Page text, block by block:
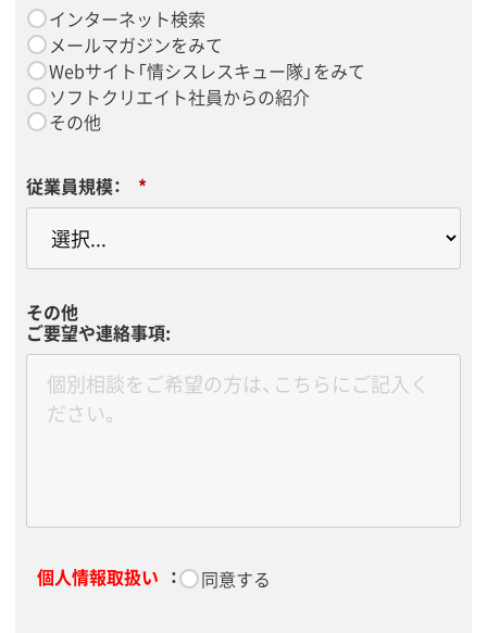
インターネット検索
メールマガジンをみて
Webサイト「情シスレスキュー隊」をみて
ソフトクリエイト社員からの紹介
その他
*
従業員規模：
その他
ご要望や連絡事項:
*
個人情報取扱い ： 同意する